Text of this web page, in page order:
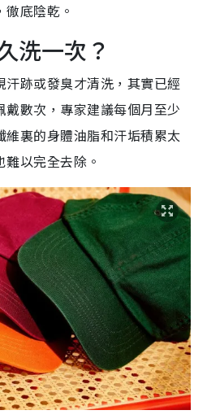
底陰乾。
洗一次？
跡或發臭才清洗，其實已經
數次，專家建議每個月至少
裏的身體油脂和汗垢積累太
以完全去除。